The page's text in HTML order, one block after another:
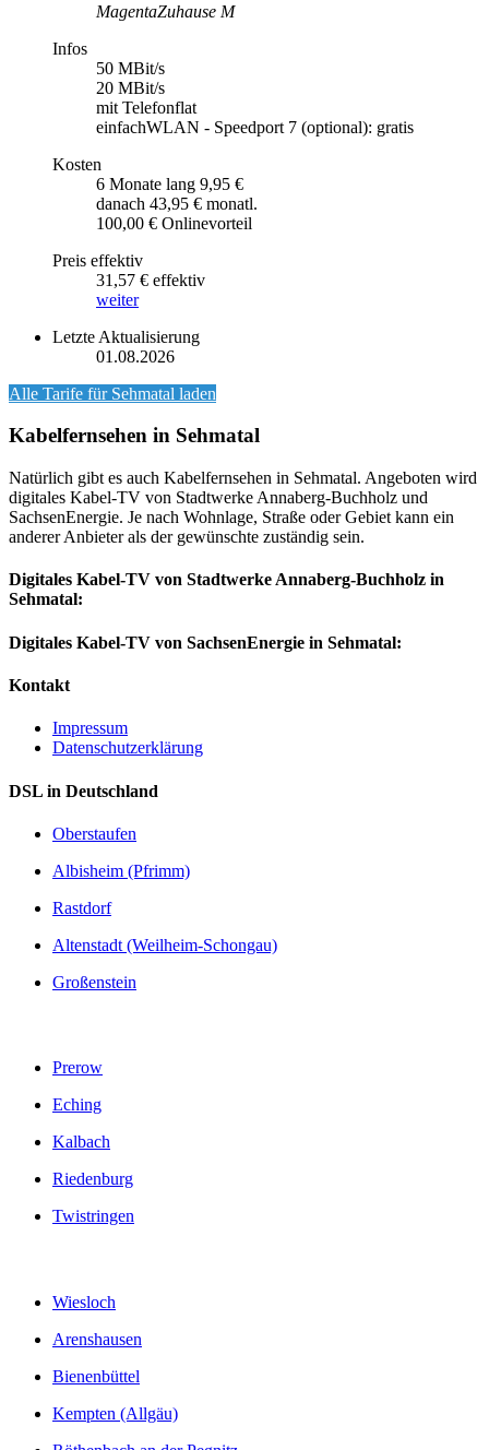
MagentaZuhause M
Infos
50 MBit/s
20 MBit/s
mit Telefonflat
einfachWLAN - Speedport 7 (optional): gratis
Kosten
6 Monate lang 9,95 €
danach 43,95 € monatl.
100,00 € Onlinevorteil
Preis effektiv
31,57 € effektiv
weiter
Letzte Aktualisierung
01.08.2026
Alle Tarife für Sehmatal laden
Kabelfernsehen in Sehmatal
Natürlich gibt es auch Kabelfernsehen in Sehmatal. Angeboten wird
digitales Kabel-TV von Stadtwerke Annaberg-Buchholz und
SachsenEnergie. Je nach Wohnlage, Straße oder Gebiet kann ein
anderer Anbieter als der gewünschte zuständig sein.
Digitales Kabel-TV von Stadtwerke Annaberg-Buchholz in
Sehmatal:
Digitales Kabel-TV von SachsenEnergie in Sehmatal:
Kontakt
Impressum
Datenschutzerklärung
DSL in Deutschland
Oberstaufen
Albisheim (Pfrimm)
Rastdorf
Altenstadt (Weilheim-Schongau)
Großenstein
Prerow
Eching
Kalbach
Riedenburg
Twistringen
Wiesloch
Arenshausen
Bienenbüttel
Kempten (Allgäu)